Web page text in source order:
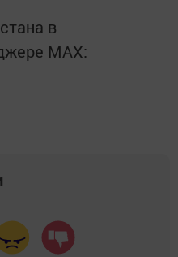
в
MАХ: